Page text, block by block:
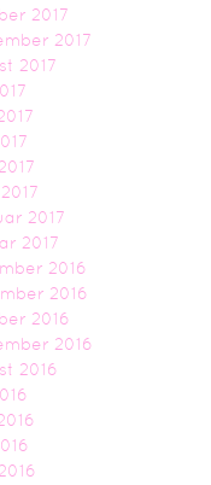
2017
2017
2017
2017
2017
2016
2016
2016
2016
2016